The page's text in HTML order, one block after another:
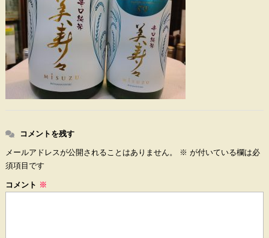
コメントを残す
メールアドレスが公開されることはありません。 ※ が付いている欄は必
須項目です
コメント ※